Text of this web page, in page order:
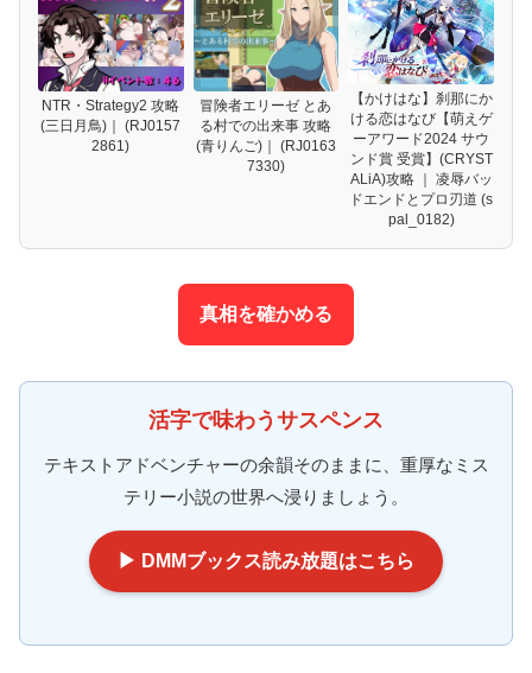
NTR・Strategy2 攻略
(三日月鳥)｜ (RJ0157
2861)
冒険者エリーゼ とあ
る村での出来事 攻略
(青りんご)｜ (RJ0163
7330)
【かけはな】刹那にか
ける恋はなび【萌えゲ
ーアワード2024 サウ
ンド賞 受賞】(CRYST
ALiA)攻略 ｜ 凌辱バッ
ドエンドとプロ刃道 (s
pal_0182)
真相を確かめる
活字で味わうサスペンス
テキストアドベンチャーの余韻そのままに、重厚なミス
テリー小説の世界へ浸りましょう。
▶ DMMブックス読み放題はこちら